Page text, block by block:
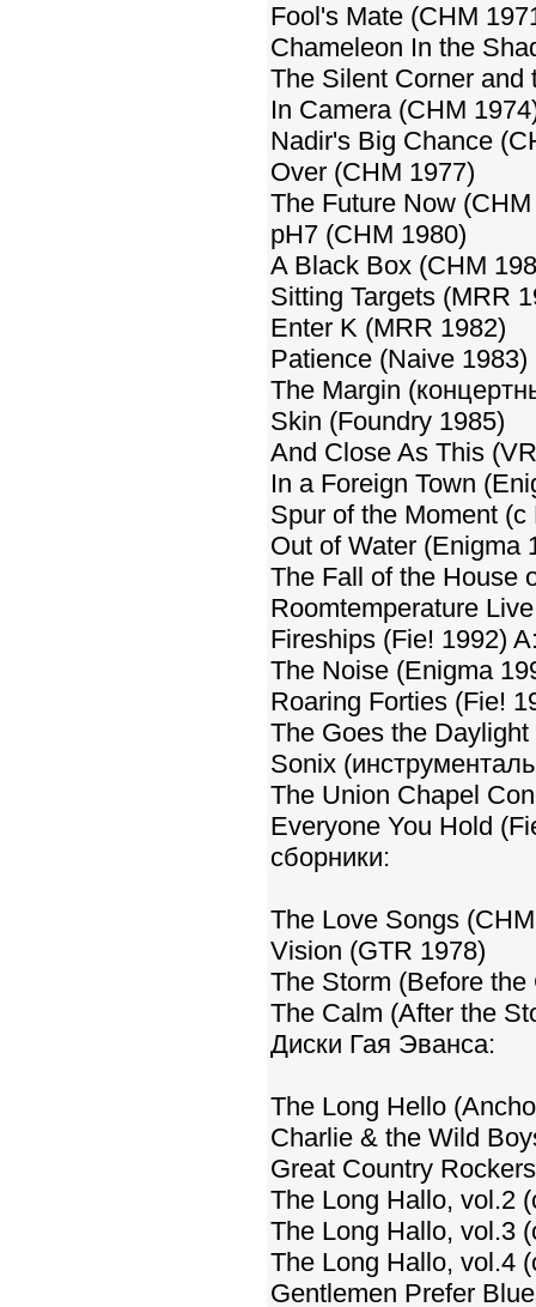
Fool's Mate (CHM
Chameleon In the
The Silent Corner and
In Camera (CHM
Nadir's Big Chance
Over (CHM 1977)
The Future Now
pH7 (CHM 1980)
A Black Box (CHM
Sitting Targets (MRR
Enter K (MRR 1982)
Patience (Naive 1983)
The Margin
Skin (Foundry 1985)
And Close As This
In a Foreign Town
Spur of the Moment
Out of Water (Enigma
The Fall of the House
Roomtemperature
Fireships (Fie! 1992)
The Noise (Enigma
Roaring Forties (Fie!
The Goes the
Sonix
The Union Chapel
Everyone You Hold
сборники:
The Love Songs
Vision (GTR 1978)
The Storm (Before the
The Calm (After the
Диски Гая Эванса:
The Long Hello
Charlie & the Wild
Great Country
The Long Hallo, vol.2
The Long Hallo, vol.3
The Long Hallo, vol.4
Gentlemen Prefer